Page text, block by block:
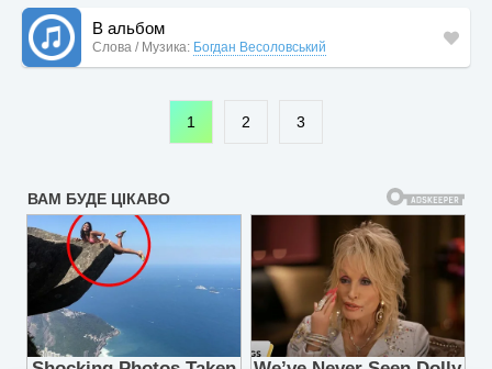
В альбом
Слова / Музика: Богдан Весоловський
1 2 3